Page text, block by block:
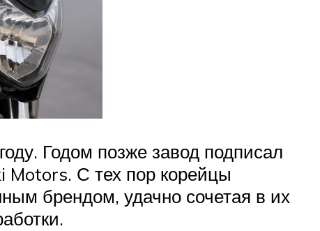
Годом позже завод подписал
Motors. С тех пор корейцы
брендом, удачно сочетая в их